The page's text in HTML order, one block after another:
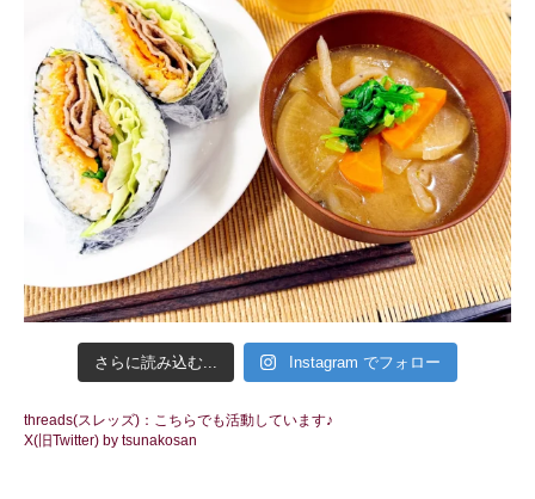
さらに読み込む... Instagram でフォロー
threads(スレッズ)：こちらでも活動しています♪
X(旧Twitter) by tsunakosan